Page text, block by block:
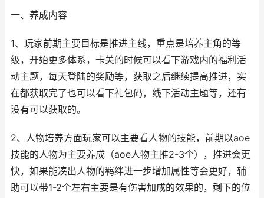
一、养成内容
1、玩家前期主要目标是推进主线，重点是培养主角的等
级，开始更多体系，卡关的时候可以看下游戏内的福利活
动主题，每天登陆的奖励等，获取之后继续提高推进，实
在都获取完了也可以看下礼包码，线下活动主题等，还有
没有可以获取的。
2、人物培养方面玩家可以主要看人物的技能，前期以aoe
技能的人物为主要养成（aoe人物主推2-3个），推进会更
快，如果能凑出人物的羁绊进一步增加属性等会更好，辅
助可以带1-2个左右主要是有伤害加成的效果的，剩下的位